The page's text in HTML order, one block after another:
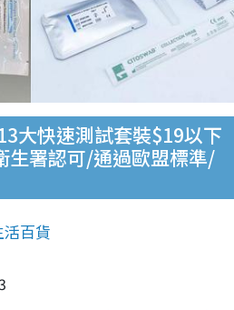
大快速測試套裝$19以下
生署認可/通過歐盟標準/
活百貨